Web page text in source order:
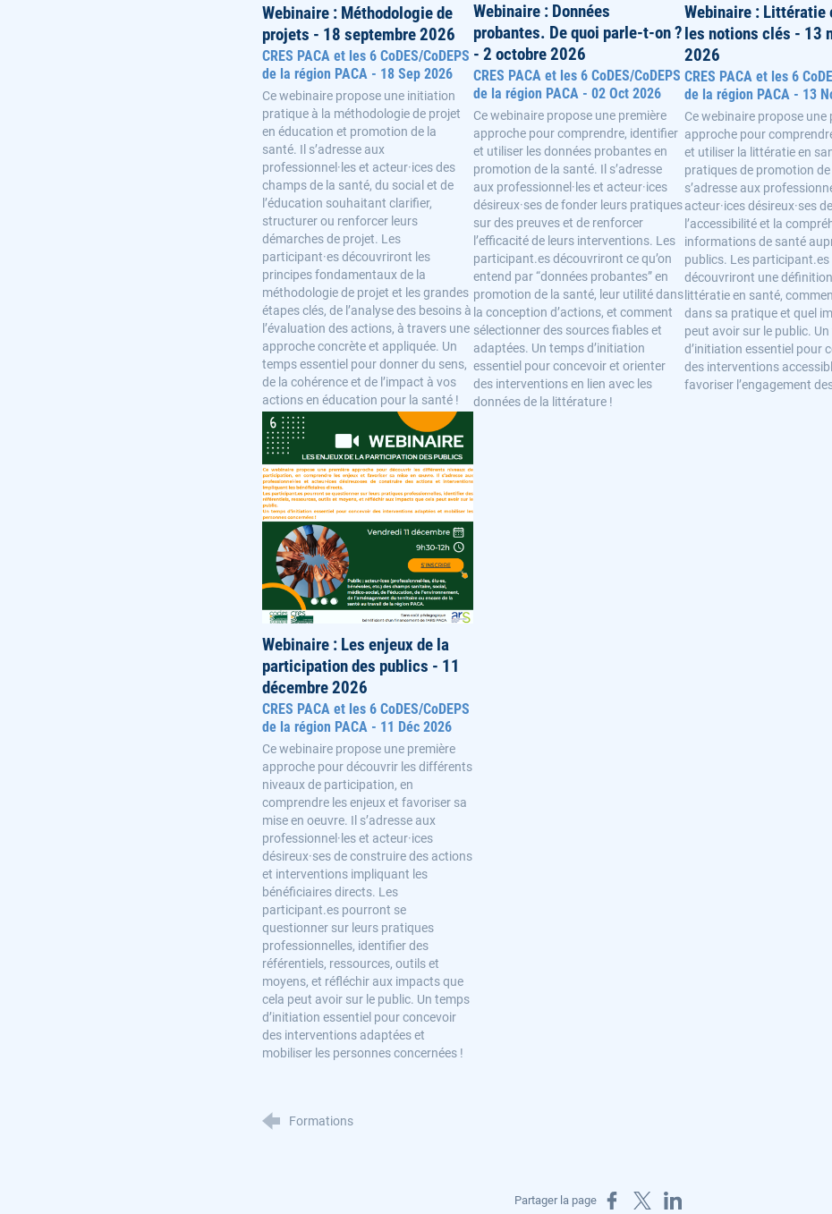
Webinaire : Méthodologie de
projets - 18 septembre 2026
CRES PACA et les 6 CoDES/CoDEPS
de la région PACA - 18 Sep 2026
Ce webinaire propose une initiation
pratique à la méthodologie de projet
en éducation et promotion de la
santé. Il s’adresse aux
professionnel·les et acteur·ices des
champs de la santé, du social et de
l’éducation souhaitant clarifier,
structurer ou renforcer leurs
démarches de projet. Les
participant·es découvriront les
principes fondamentaux de la
méthodologie de projet et les grandes
étapes clés, de l’analyse des besoins à
l’évaluation des actions, à travers une
approche concrète et appliquée. Un
temps essentiel pour donner du sens,
de la cohérence et de l’impact à vos
actions en éducation pour la santé !
Webinaire : Données
probantes. De quoi parle-t-on ?
- 2 octobre 2026
CRES PACA et les 6 CoDES/CoDEPS
de la région PACA - 02 Oct 2026
Ce webinaire propose une première
approche pour comprendre, identifier
et utiliser les données probantes en
promotion de la santé. Il s’adresse
aux professionnel·les et acteur·ices
désireux·ses de fonder leurs pratiques
sur des preuves et de renforcer
l’efficacité de leurs interventions. Les
participant.es découvriront ce qu’on
entend par “données probantes” en
promotion de la santé, leur utilité dans
la conception d’actions, et comment
sélectionner des sources fiables et
adaptées. Un temps d’initiation
essentiel pour concevoir et orienter
des interventions en lien avec les
données de la littérature !
Webinaire : Littératie
les notions clés - 13
2026
CRES PACA et les 6
de la région PACA - 13
Ce webinaire propose une
approche pour
et utiliser la littératie en
pratiques de promotion de
s’adresse aux
acteur·ices désireux·ses
l’accessibilité et la
informations de santé
publics. Les participant.es
découvriront une
littératie en santé,
dans sa pratique et quel
peut avoir sur le public.
d’initiation essentiel pour
des interventions
favoriser l’engagement
Webinaire : Les enjeux de la
participation des publics - 11
décembre 2026
CRES PACA et les 6 CoDES/CoDEPS
de la région PACA - 11 Déc 2026
Ce webinaire propose une première
approche pour découvrir les différents
niveaux de participation, en
comprendre les enjeux et favoriser sa
mise en oeuvre. Il s’adresse aux
professionnel·les et acteur·ices
désireux·ses de construire des actions
et interventions impliquant les
bénéficiaires directs. Les
participant.es pourront se
questionner sur leurs pratiques
professionnelles, identifier des
référentiels, ressources, outils et
moyens, et réfléchir aux impacts que
cela peut avoir sur le public. Un temps
d’initiation essentiel pour concevoir
des interventions adaptées et
mobiliser les personnes concernées !
Formations
Partager la page Partager sur Facebook
Partager sur XPartager sur LinkedIn